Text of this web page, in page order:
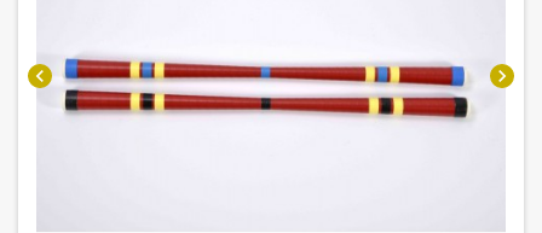
chevron_left chevron_right